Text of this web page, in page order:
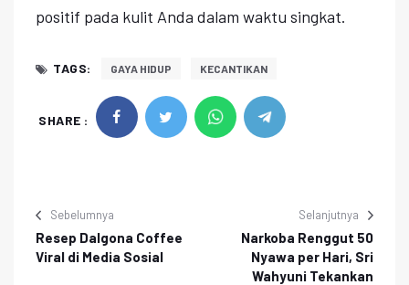
positif pada kulit Anda dalam waktu singkat.
TAGS: GAYA HIDUP KECANTIKAN
SHARE :
Sebelumnya
Resep Dalgona Coffee
Viral di Media Sosial
Selanjutnya
Narkoba Renggut 50
Nyawa per Hari, Sri
Wahyuni Tekankan